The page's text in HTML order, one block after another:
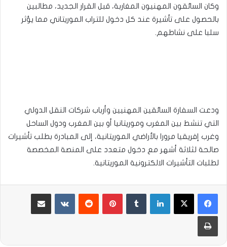
وكان السائقون المهنيون المغاربة، قبل القرار الجديد، مطالبين
بالحصول على تأشيرة عند كل دخول للتراب الموريتاني مما يؤثر
سلبا على نشاطهم.
ودعت السفارة السائقين المهنيين وأرباب شركات النقل الدولي
التي تنشط بين المغرب وموريتانيا أو بين المغرب ودول الساحل
وغرب إفريقيا مرورا بالأراضي الموريتانية، إلى المبادرة بطلب تأشيرات
صالحة لثلاثة أشهر مع دخول متعدد على المنصة المخصصة
لطلبات التأشيرات الالكترونية الموريتانية.
لينكدإن بينتيريست مشاركة عبر البريد
طباعة